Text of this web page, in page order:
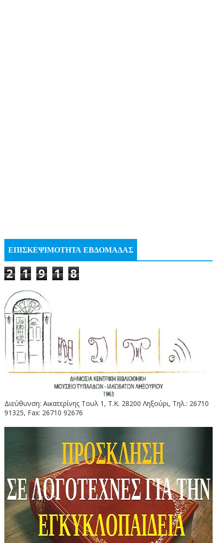
ΕΠΙΣΚΕΨΙΜΟΤΗΤΑ ΕΒΔΟΜΑΔΑΣ
2 1 9 1 8
Διεύθυνση: Αικατερίνης Τουλ 1, Τ.Κ. 28200 Ληξούρι, Τηλ.: 26710
91325, Fax: 26710 92676